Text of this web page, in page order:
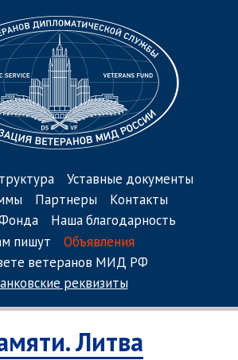
Уставные документы
Партнеры
Контакты
Наша благодарность
пишут
Объявления
ветеранов МИД РФ
реквизиты
Литва